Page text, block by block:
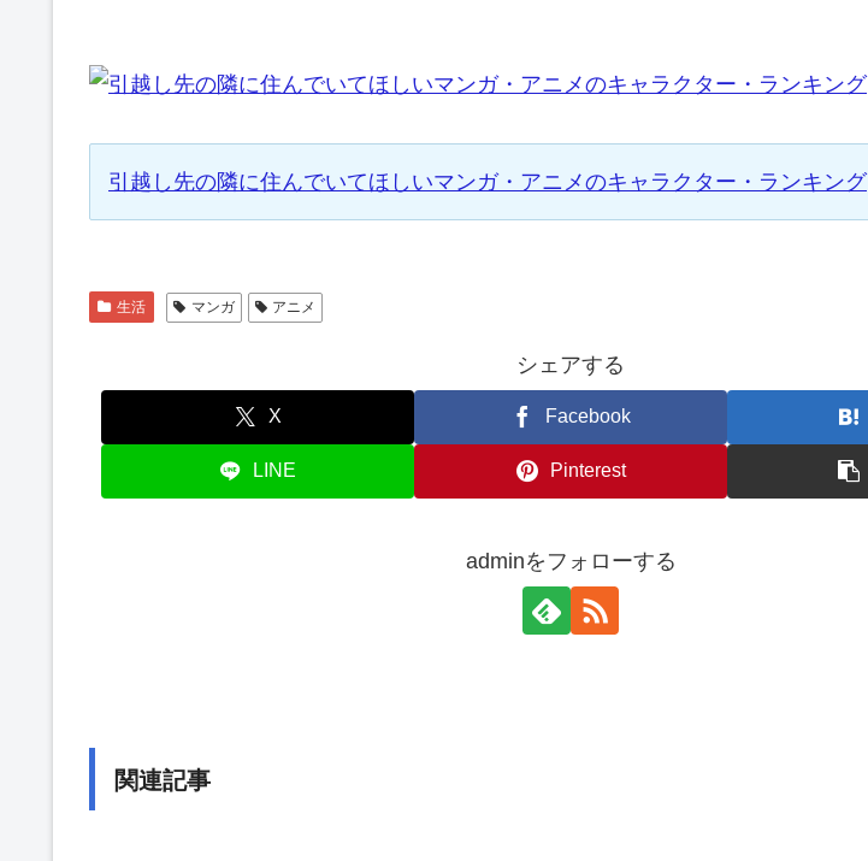
引越し先の隣に住んでいてほしいマンガ・アニメのキャラクター・ランキング
生活 マンガ アニメ
シェアする
X Facebook
LINE Pinterest
adminをフォローする
関連記事